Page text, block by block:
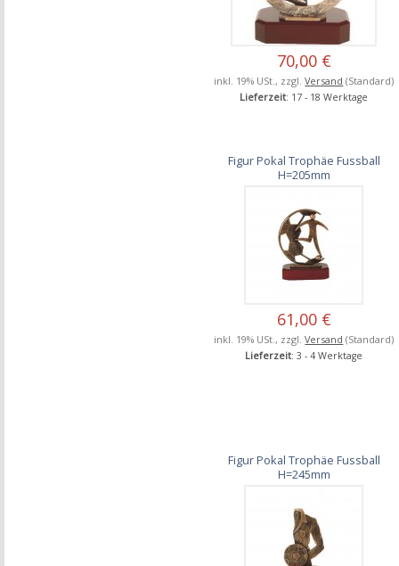
70,00 €
inkl. 19% USt., zzgl.Versand (Standard)
Lieferzeit: 17 - 18 Werktage
Figur Pokal Trophäe Fussball
H=205mm
61,00 €
inkl. 19% USt., zzgl.Versand (Standard)
Lieferzeit: 3 - 4 Werktage
Figur Pokal Trophäe Fussball
H=245mm